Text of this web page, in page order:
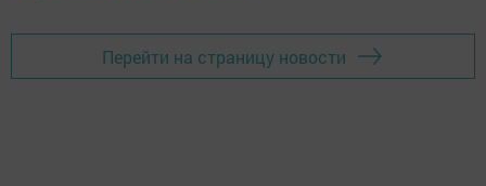
Перейти на страницу новости